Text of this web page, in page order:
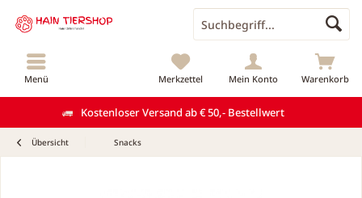
Kostenloser Versand ab € 50,- Bestellwert
Menü Warenkorb
Merkzettel Mein Konto
Übersicht Snacks